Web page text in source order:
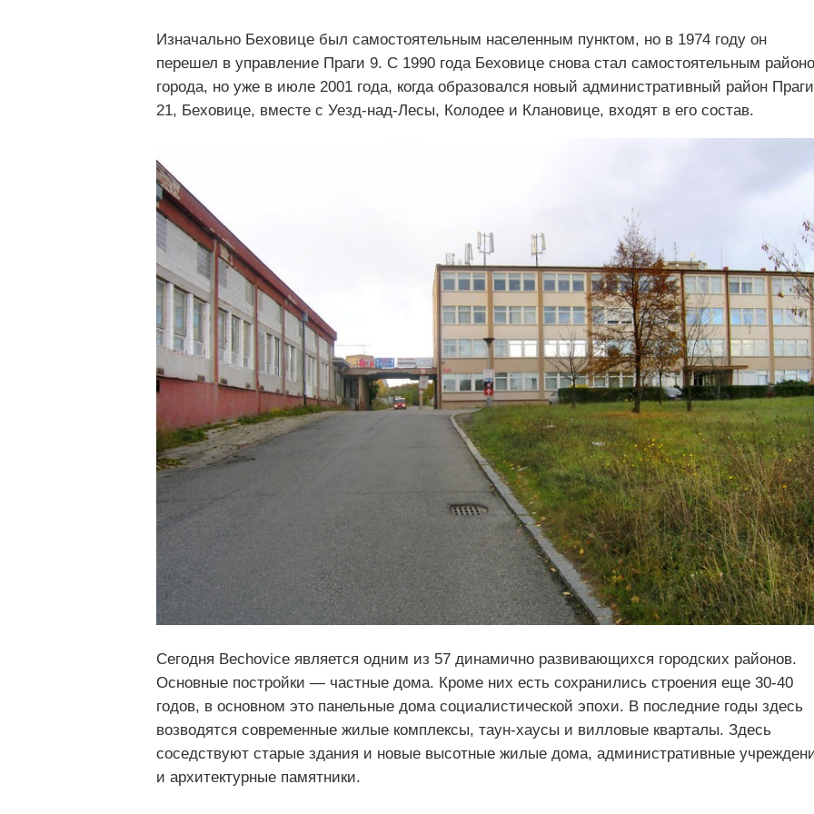
Изначально Беховице был самостоятельным населенным пунктом, но в 1974 году он
перешел в управление Праги 9. С 1990 года Беховице снова стал самостоятельным
города, но уже в июле 2001 года, когда образовался новый административный район Праги
21, Беховице, вместе с Уезд-над-Лесы, Колодее и Клановице, входят в его состав.
Сегодня Bechovice является одним из 57 динамично развивающихся городских районов.
Основные постройки — частные дома. Кроме них есть сохранились строения еще 30-40
годов, в основном это панельные дома социалистической эпохи. В последние годы здесь
возводятся современные жилые комплексы, таун-хаусы и вилловые кварталы. Здесь
соседствуют старые здания и новые высотные жилые дома, административные
и архитектурные памятники.